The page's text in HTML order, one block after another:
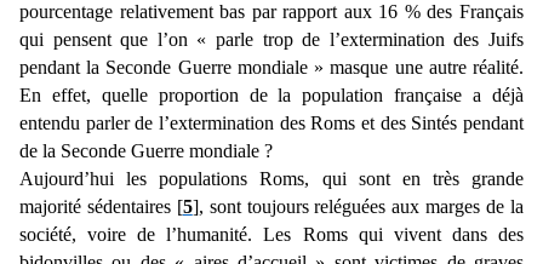
pourcentage relativement bas par rapport aux 16 % des Français
qui pensent que l’on « parle trop de l’extermination des Juifs
pendant la Seconde Guerre mondiale » masque une autre réalité.
En effet, quelle proportion de la population française a déjà
entendu parler de l’extermination des Roms et des Sintés pendant
de la Seconde Guerre mondiale ?
Aujourd’hui les populations Roms, qui sont en très grande
majorité sédentaires [5], sont toujours reléguées aux marges de la
société, voire de l’humanité. Les Roms qui vivent dans des